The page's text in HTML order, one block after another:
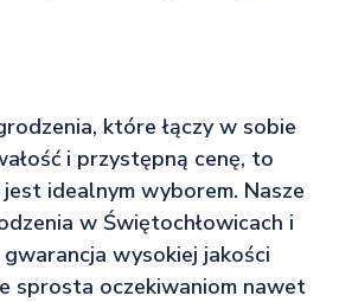
które łączy w sobie
i przystępną cenę, to
idealnym wyborem. Nasze
w Świętochłowicach i
wysokiej jakości
sprosta oczekiwaniom nawet